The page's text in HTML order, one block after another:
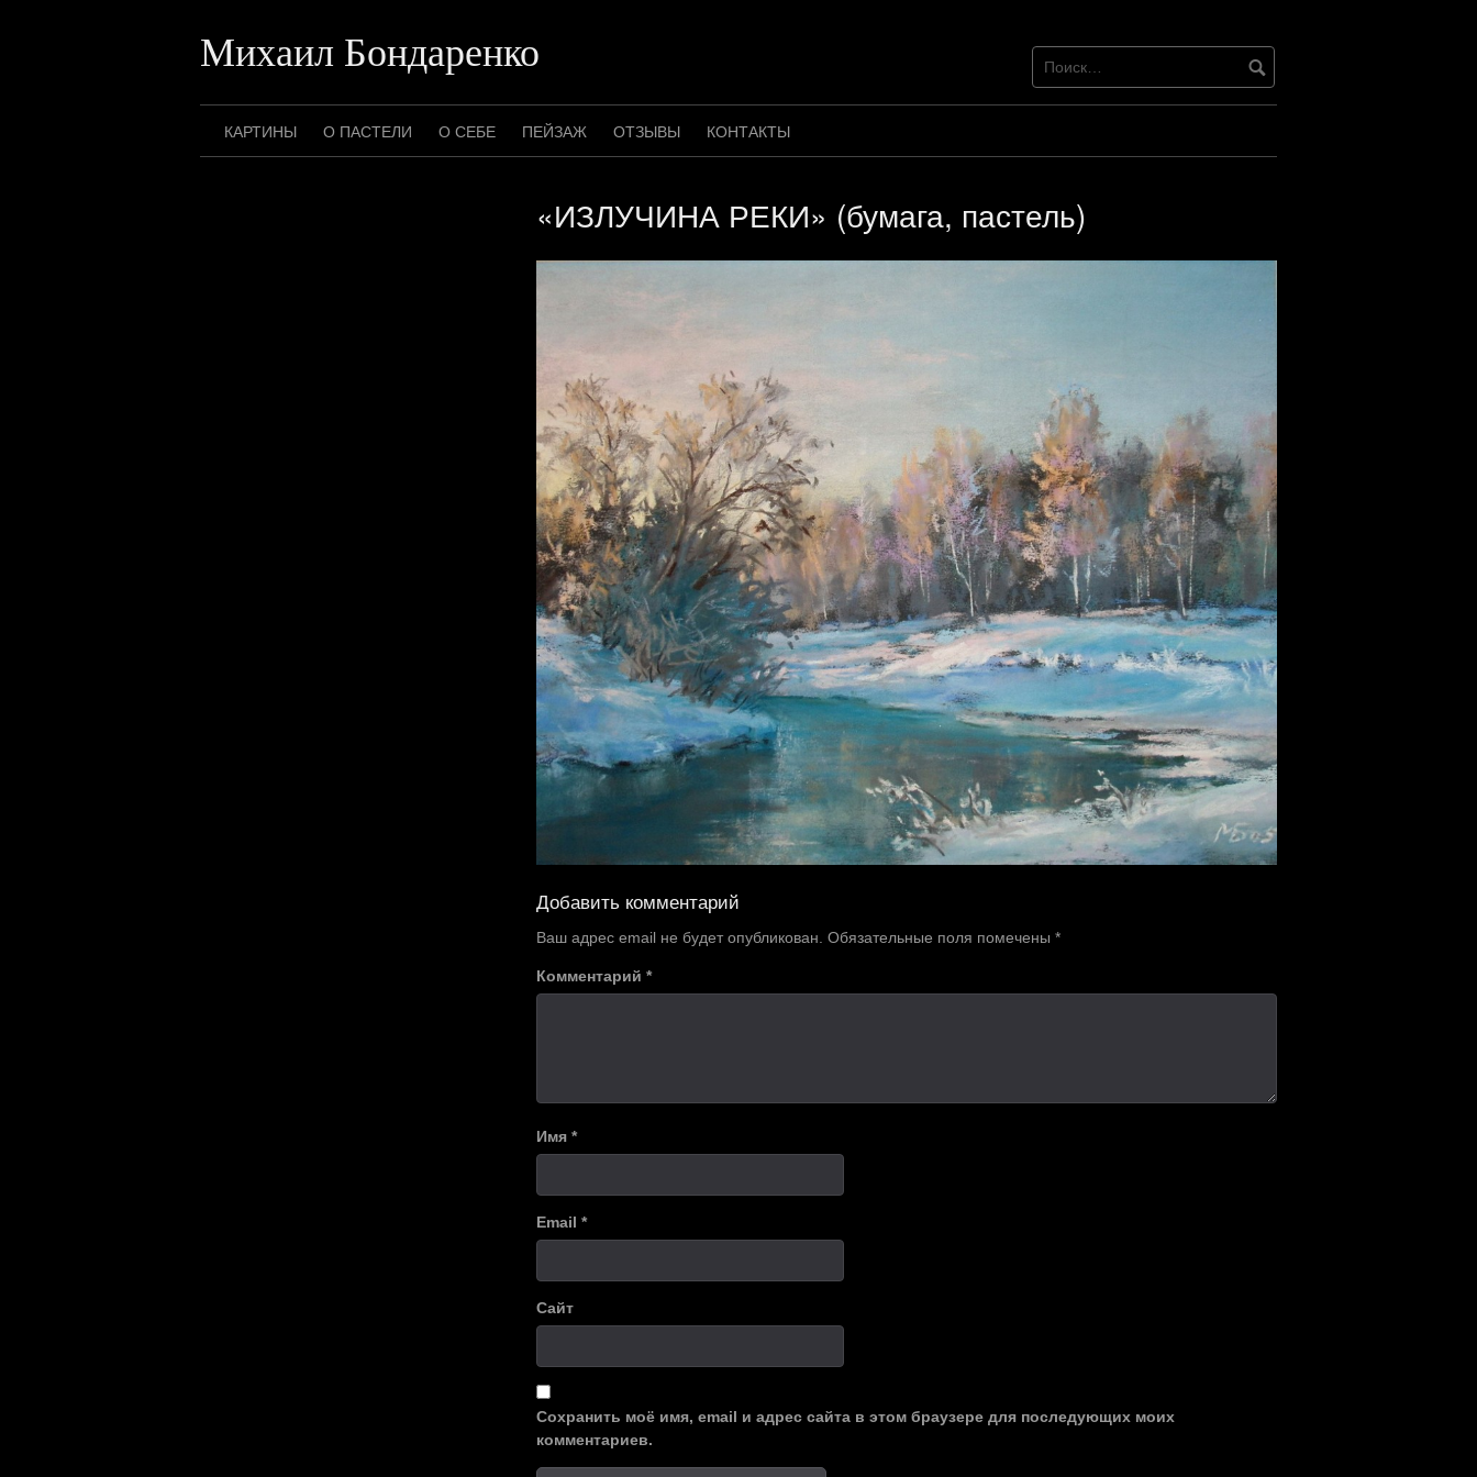
Михаил Бондаренко
КАРТИНЫ О ПАСТЕЛИ О СЕБЕ ПЕЙЗАЖ ОТЗЫВЫ КОНТАКТЫ
«ИЗЛУЧИНА РЕКИ» (бумага, пастель)
Добавить комментарий
Ваш адрес email не будет опубликован. Обязательные поля помечены *
Комментарий *
Имя *
Email *
Сайт
Сохранить моё имя, email и адрес сайта в этом браузере для последующих моих
комментариев.